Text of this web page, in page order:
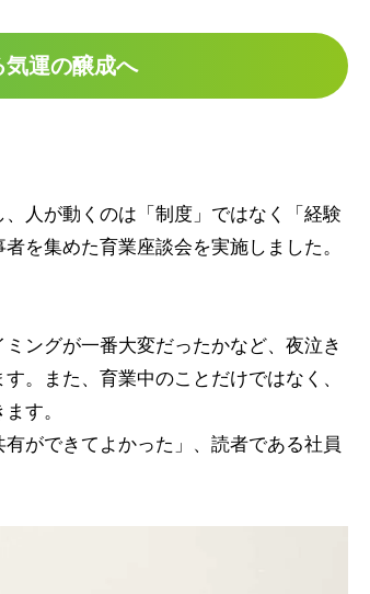
運の醸成へ
人が動くのは「制度」ではなく「経験
を集めた育業座談会を実施しました。
ングが一番大変だったかなど、夜泣き
。また、育業中のことだけではなく、
す。
ができてよかった」、読者である社員